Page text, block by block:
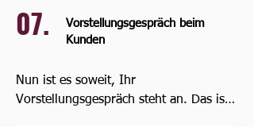
Probetag statt.
ein telefonisches oder persönliches
Vorbereitungsgespräch mit Ihnen
07.
Vorstellungsgespräch beim
Kunden
Nun ist es soweit, Ihr
Vorstellungsgespräch steht an. Das ist